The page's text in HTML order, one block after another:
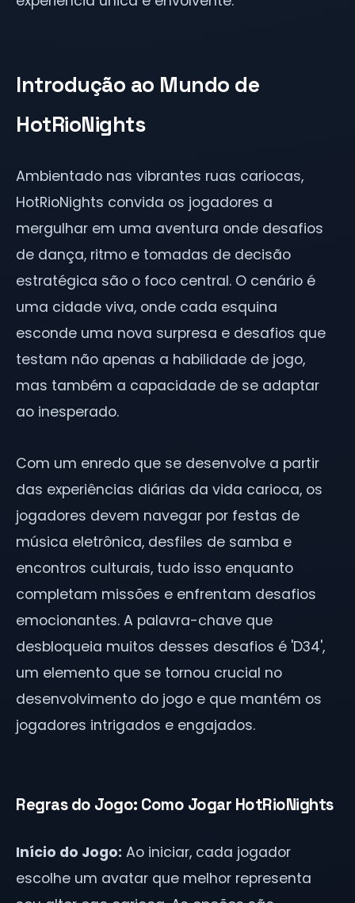
Introdução ao Mundo de
HotRioNights
Ambientado nas vibrantes ruas cariocas,
HotRioNights convida os jogadores a
mergulhar em uma aventura onde desafios
de dança, ritmo e tomadas de decisão
estratégica são o foco central. O cenário é
uma cidade viva, onde cada esquina
esconde uma nova surpresa e desafios que
testam não apenas a habilidade de jogo,
mas também a capacidade de se adaptar
ao inesperado.
Com um enredo que se desenvolve a partir
das experiências diárias da vida carioca, os
jogadores devem navegar por festas de
música eletrônica, desfiles de samba e
encontros culturais, tudo isso enquanto
completam missões e enfrentam desafios
emocionantes. A palavra-chave que
desbloqueia muitos desses desafios é 'D34',
um elemento que se tornou crucial no
desenvolvimento do jogo e que mantém os
jogadores intrigados e engajados.
Regras do Jogo: Como Jogar HotRioNights
Início do Jogo: Ao iniciar, cada jogador
escolhe um avatar que melhor representa